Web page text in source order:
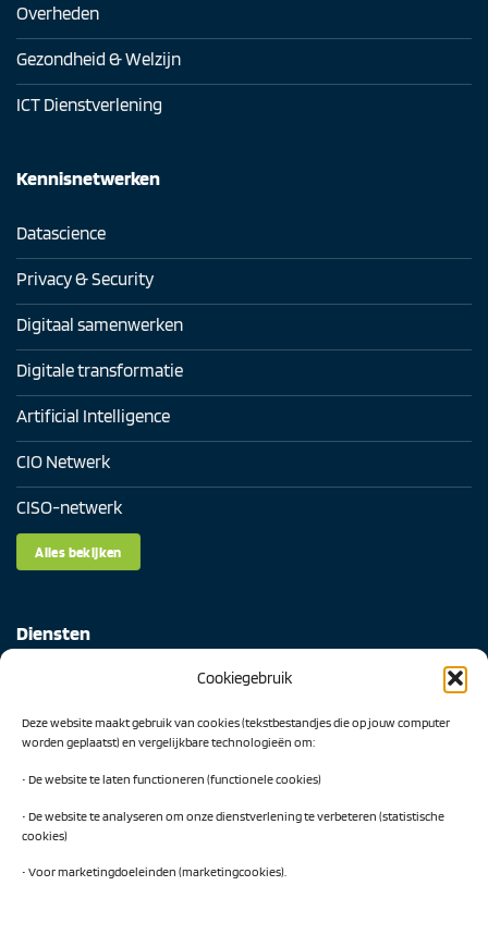
Cookiegebruik
Deze website maakt gebruik van cookies (tekstbestandjes die op jouw computer
worden geplaatst) en vergelijkbare technologieën om:
• De website te laten functioneren (functionele cookies)
• De website te analyseren om onze dienstverlening te verbeteren (statistische
cookies)
• Voor marketingdoeleinden (marketingcookies).
Overheden
Gezondheid & Welzijn
ICT Dienstverlening
Kennisnetwerken
Datascience
Privacy & Security
Digitaal samenwerken
Digitale transformatie
Artificial Intelligence
CIO Netwerk
CISO-netwerk
Alles bekijken
Diensten
AI Readiness Scan
Traineeship SN Data & AI
Projecten